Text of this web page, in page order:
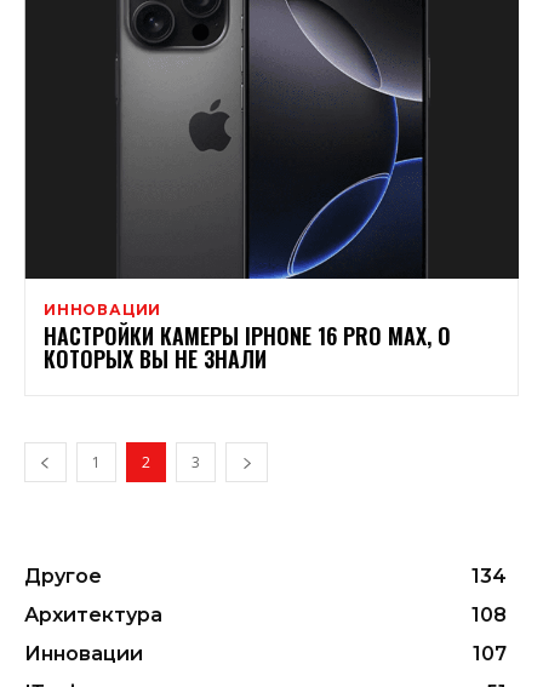
ИННОВАЦИИ
НАСТРОЙКИ КАМЕРЫ IPHONE 16 PRO MAX, О
КОТОРЫХ ВЫ НЕ ЗНАЛИ
1 2 3
Другое
134
Архитектура
108
Инновации
107